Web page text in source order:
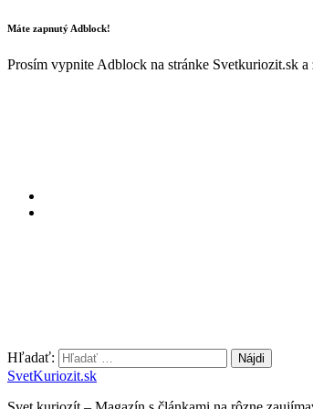
Máte zapnutý Adblock!
Prosím vypnite Adblock na stránke Svetkuriozit.sk
Hľadať:
SvetKuriozit.sk